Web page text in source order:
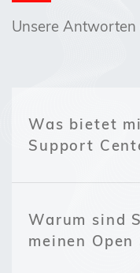
Unsere Antworten
Was bietet
Support
Warum sind
meinen